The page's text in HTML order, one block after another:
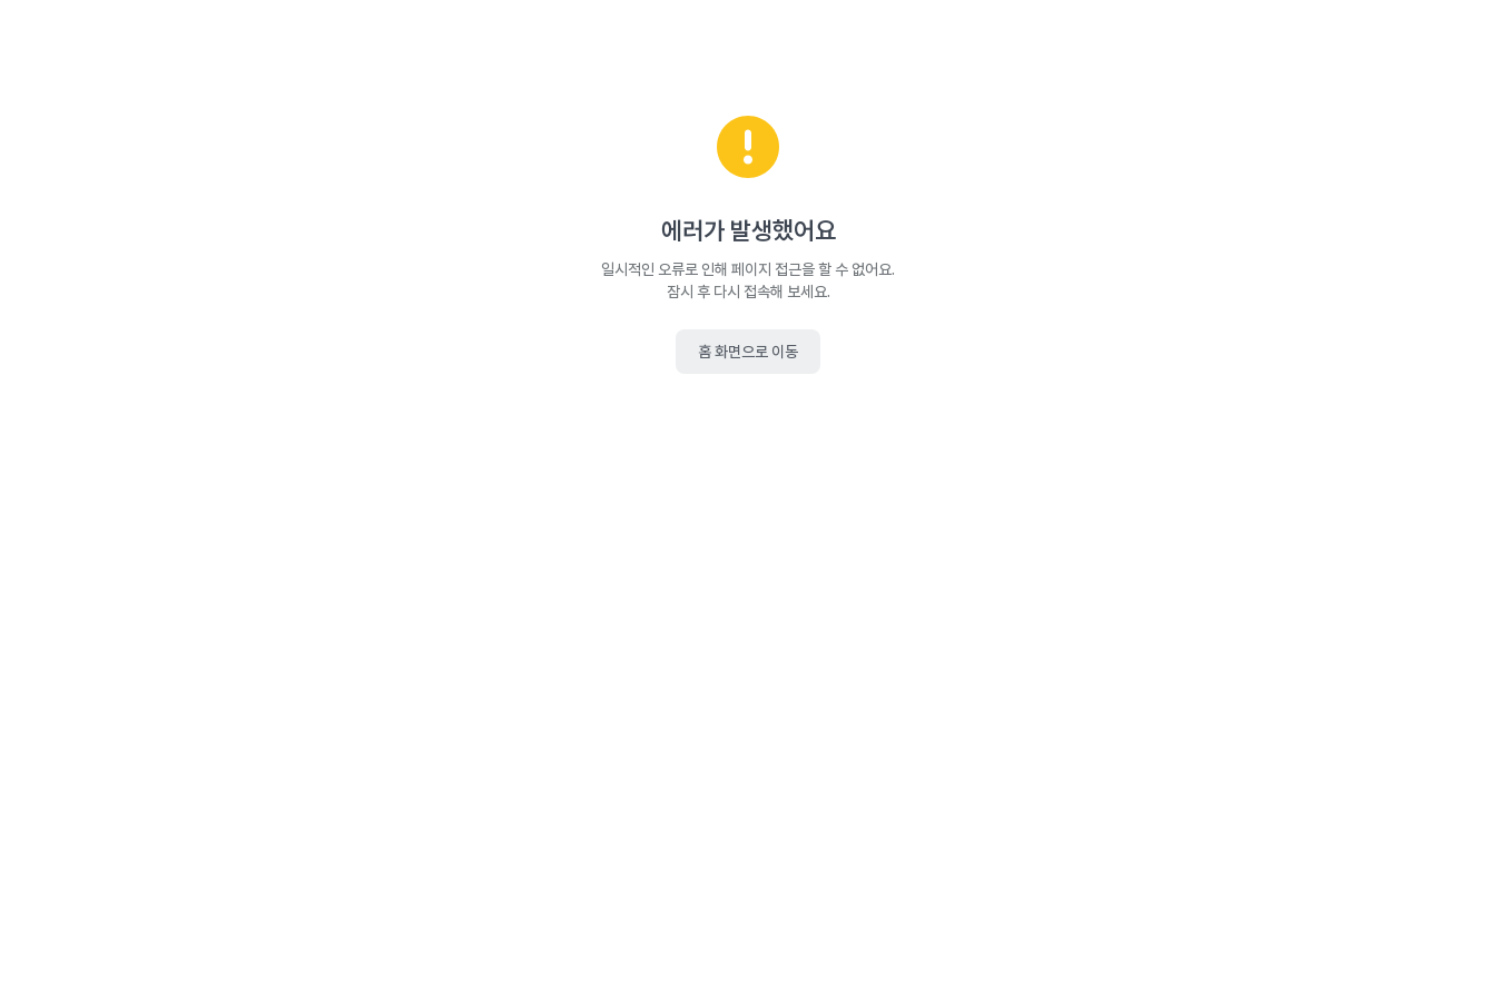
에러가 발생했어요
일시적인 오류로 인해 페이지 접근을 할 수 없어요.
잠시 후 다시 접속해 보세요.
홈 화면으로 이동